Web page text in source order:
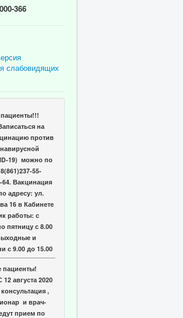
366
слабовидящих
на
против
19) можно по
55-
64. Вакцинация
адресу: ул.
16 в Кабинете
работы: с
пятницу с 8.00
и
с 9.00 до 15.00
пациенты!
августа 2020
,
и врач-
прием по